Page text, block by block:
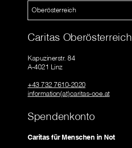
Oberösterreich
Caritas Oberösterreich
Kapuzinerstr. 84
A-4021 Linz
+43 732 7610-2020
information(at)caritas-ooe.at
Spendenkonto
Caritas für Menschen in Not